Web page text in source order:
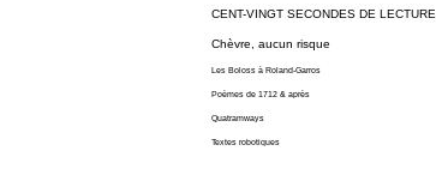
CENT-VINGT SECONDES DE LECTURE
Chèvre, aucun risque
Les Boloss à Roland-Garros
Poèmes de 1712 & après
Quatramways
Textes robotiques